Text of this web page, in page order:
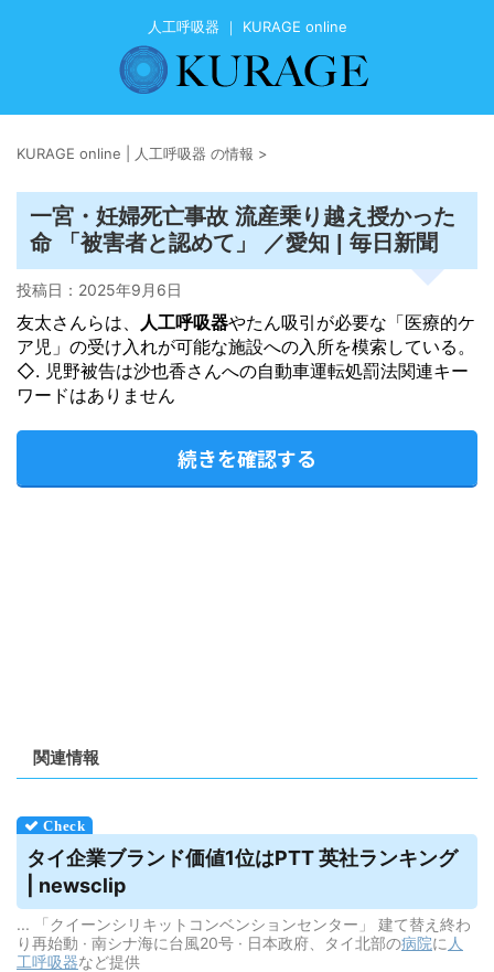
人工呼吸器 ｜ KURAGE online
KURAGE online | 人工呼吸器 の情報 >
一宮・妊婦死亡事故 流産乗り越え授かった
命 「被害者と認めて」 ／愛知 | 毎日新聞
投稿日： 2025年9月6日
友太さんらは、 人工呼吸器やたん吸引が必要な「医療的ケ
ア児」の受け入れが可能な施設への入所を模索している。
◇. 児野被告は沙也香さんへの自動車運転処罰法関連キー
ワードはありません
続きを確認する
関連情報
タイ企業ブランド価値1位はPTT 英社ランキング
| newsclip
... 「クイーンシリキットコンベンションセンター」 建て替え終わ
り再始動 · 南シナ海に台風20号 · 日本政府、タイ北部の病院に 人
工呼吸器など提供